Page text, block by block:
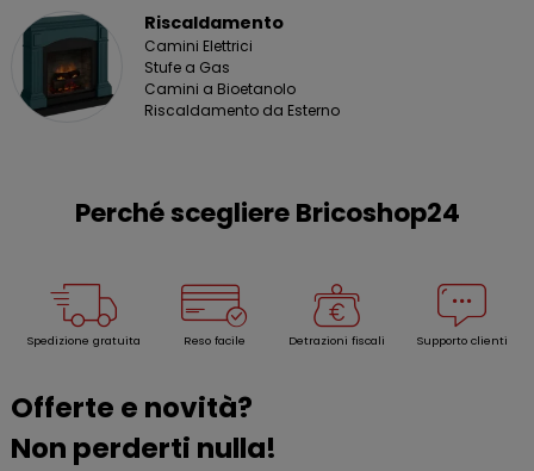
Riscaldamento
Camini Elettrici
Stufe a Gas
Camini a Bioetanolo
Riscaldamento da Esterno
Perché scegliere Bricoshop24
Spedizione gratuita Reso facile Detrazioni fiscali Supporto clienti
Offerte e novità?
Non perderti nulla!